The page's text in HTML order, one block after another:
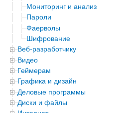
Мониторинг и анализ
Пароли
Фаерволы
Шифрование
Веб-разработчику
Видео
Геймерам
Графика и дизайн
Деловые программы
Диски и файлы